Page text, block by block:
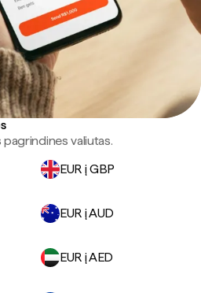
valiutas.
EUR į GBP
EUR į AUD
EUR į AED